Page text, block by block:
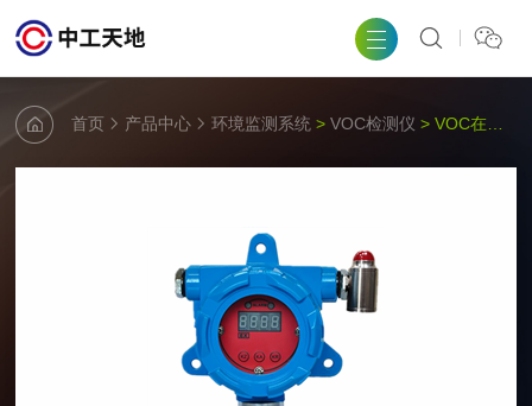
首页 产品中心 环境监测系统 >VOC检测仪 > VOC在线监测系统(电化学）